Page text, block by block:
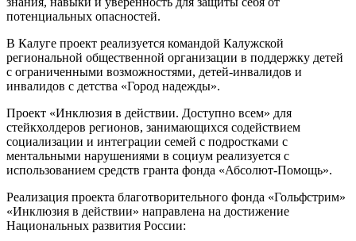
потенциальных опасностей.
В Калуге проект реализуется командой Калужской
региональной общественной организации в поддержку детей
с ограниченными возможностями, детей-инвалидов и
инвалидов с детства «Город надежды».
Проект «Инклюзия в действии. Доступно всем» для
стейкхолдеров регионов, занимающихся содействием
социализации и интеграции семей с подростками с
ментальными нарушениями в социум реализуется с
использованием средств гранта фонда «Абсолют-Помощь».
Реализация проекта благотворительного фонда «Гольфстрим»
«Инклюзия в действии» направлена на достижение
Национальных развития России: